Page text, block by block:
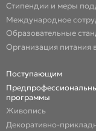
Стипендии и меры
Международное
Образовательные
Организация питания
Поступающим
программы
Живопись
Декоративно-